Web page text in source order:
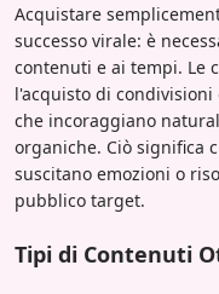
Acquistare
successo virale: è
contenuti e ai tempi. Le
l'acquisto di
che incoraggiano
organiche. Ciò significa
suscitano emozioni o
pubblico target.
Tipi di Contenuti